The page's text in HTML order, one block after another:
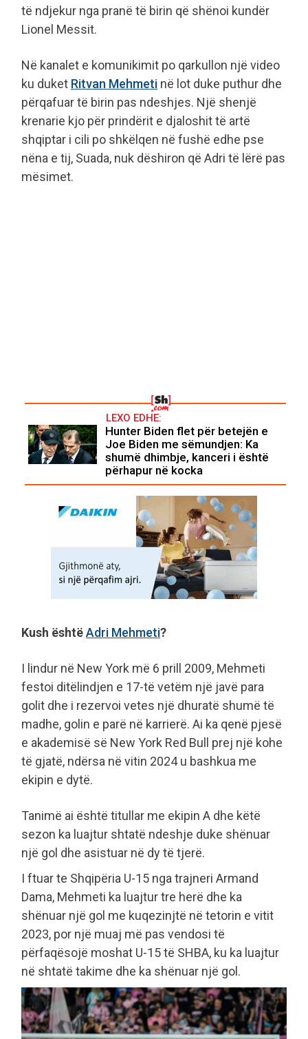
të ndjekur nga pranë të birin që shënoi kundër
Lionel Messit.
Në kanalet e komunikimit po qarkullon një video
ku duket Ritvan Mehmeti në lot duke puthur dhe
përqafuar të birin pas ndeshjes. Një shenjë
krenarie kjo për prindërit e djaloshit të artë
shqiptar i cili po shkëlqen në fushë edhe pse
nëna e tij, Suada, nuk dëshiron që Adri të lërë pas
mësimet.
LEXO EDHE:
Hunter Biden flet për betejën e
Joe Biden me sëmundjen: Ka
shumë dhimbje, kanceri i është
përhapur në kocka
Kush ështëAdri Mehmeti?
I lindur në New York më 6 prill 2009, Mehmeti
festoi ditëlindjen e 17-të vetëm një javë para
golit dhe i rezervoi vetes një dhuratë shumë të
madhe, golin e parë në karrierë. Ai ka qenë pjesë
e akademisë së New York Red Bull prej një kohe
të gjatë, ndërsa në vitin 2024 u bashkua me
ekipin e dytë.
Tanimë ai është titullar me ekipin A dhe këtë
sezon ka luajtur shtatë ndeshje duke shënuar
një gol dhe asistuar në dy të tjerë.
I ftuar te Shqipëria U-15 nga trajneri Armand
Dama, Mehmeti ka luajtur tre herë dhe ka
shënuar një gol me kuqezinjtë në tetorin e vitit
2023, por një muaj më pas vendosi të
përfaqësojë moshat U-15 të SHBA, ku ka luajtur
në shtatë takime dhe ka shënuar një gol.